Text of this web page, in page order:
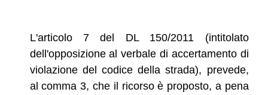
L'articolo 7 del DL 150/2011 (intitolato
dell'opposizione al verbale di accertamento di
violazione del codice della strada), prevede,
al comma 3, che il ricorso è proposto, a pena